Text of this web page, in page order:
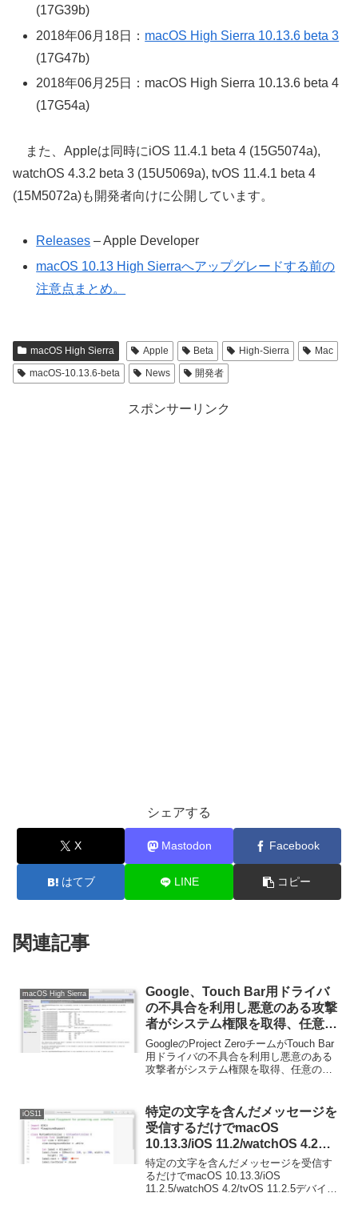
(17G39b)
2018年06月18日： macOS High Sierra 10.13.6 beta 3
(17G47b)
2018年06月25日：macOS High Sierra 10.13.6 beta 4
(17G54a)
また、Appleは同時にiOS 11.4.1 beta 4 (15G5074a),
watchOS 4.3.2 beta 3 (15U5069a), tvOS 11.4.1 beta 4
(15M5072a)も開発者向けに公開しています。
Releases – Apple Developer
macOS 10.13 High Sierraへアップグレードする前の
注意点まとめ。
macOS High Sierra Apple Beta High-Sierra
Mac
macOS-10.13.6-beta
News 開発者
スポンサーリンク
シェアする
X Mastodon Facebook
はてブ LINE コピー
関連記事
macOS High Sierra
Google、Touch Bar用ドライバ
の不具合を利用し悪意のある攻撃
者がシステム権限を取得、任意の
コードを実行できる不具合を
Appleが修正したと発表。
GoogleのProject ZeroチームがTouch Bar
用ドライバの不具合を利用し悪意のある
攻撃者がシステム権限を取得、任意のコ
iOS11
特定の文字を含んだメッセージを
受信するだけでmacOS
10.13.3/iOS 11.2/watchOS 4.2デ
バイスのアプリをクラッシュさせ
られることが出来る不具合が発見
される。
特定の文字を含んだメッセージを受信す
るだけでmacOS 10.13.3/iOS
11.2.5/watchOS 4.2/tvOS 11.2.5デバイス